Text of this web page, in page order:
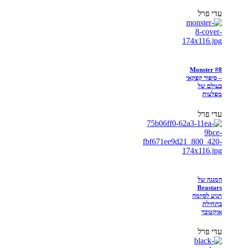
עדי פרל
Monster #8
– סיפור קפקאי
בעולם של
מפלצות
עדי פרל
המנגה של
Beastars
תגיע לסיומה
בתחילת
אוקטובר
עדי פרל